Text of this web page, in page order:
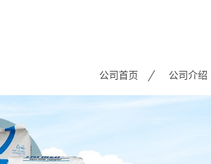
公司首页 公司介绍